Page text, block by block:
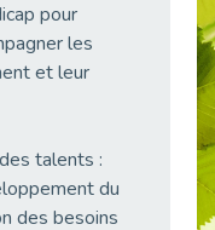
38 vidéos pour comprendre et agir durablement
pour
les
et leur
talents :
du
des besoins